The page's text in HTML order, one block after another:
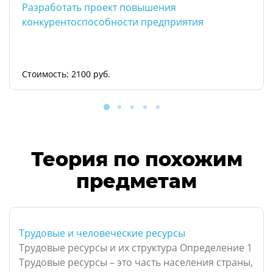
Разработать проект повышения
конкурентоспособности предприятия
Стоимость: 2100 руб.
Теория по похожим
предметам
Трудовые и человеческие ресурсы
Трудовые ресурсы и их структура Определение 1
Трудовые ресурсы – это часть населения страны,